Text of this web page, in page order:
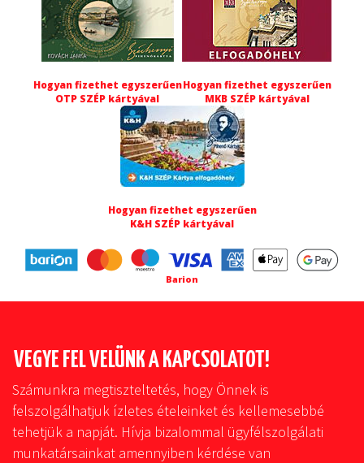
Hogyan fizethet egyszerűen
OTP SZÉP kártyával
Hogyan fizethet egyszerűen
MKB SZÉP kártyával
Hogyan fizethet egyszerűen
K&H SZÉP kártyával
Barion
VEGYE FEL VELÜNK A KAPCSOLATOT!
Számunkra megtiszteltetés, hogy Önnek is
felszolgálhatjuk ízletes ételeinket és kellemesebbé
tehetjük a napját. Hívja bizalommal ügyfélszolgálati
munkatársainkat amennyiben kérdése van